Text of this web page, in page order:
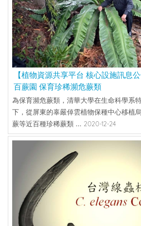
【植物資源共享平台 核心設施訊息
百蕨園 保育珍稀瀕危蕨類
為保育瀕危蕨類，清華大學在生命科學系
下，從屏東的辜嚴倬雲植物保種中心移植
蕨等近百種珍稀蕨類 ... 2020-12-24